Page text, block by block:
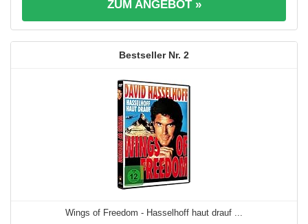
ZUM ANGEBOT »
2
Wings of Freedom - Hasselhoff haut drauf ...